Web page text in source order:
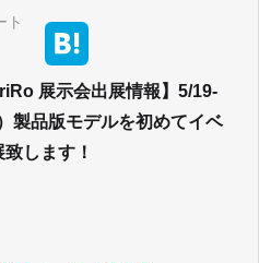
ト
展示会出展情報】5/19-
製品版モデルを初めてイベ
します！